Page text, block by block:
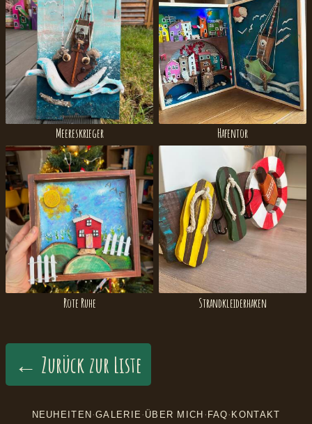
Meereskrieger Hafentor
Rote Ruhe Strandkleiderhaken
← Zurück zur Liste
NEUHEITEN ·GALERIE · ÜBER MICH · FAQ· KONTAKT